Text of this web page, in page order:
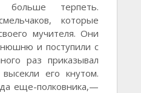
больше терпеть.
которые
мучителя. Они
и поступили с
раз приказывал
его кнутом.
еще-полковника,—